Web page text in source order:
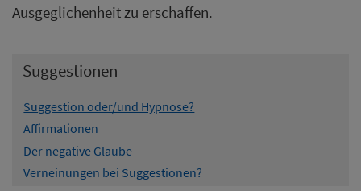
Ausgeglichenheit zu erschaffen.
Suggestionen
Suggestion oder/und Hypnose?
Affirmationen
Der negative Glaube
Verneinungen bei Suggestionen?